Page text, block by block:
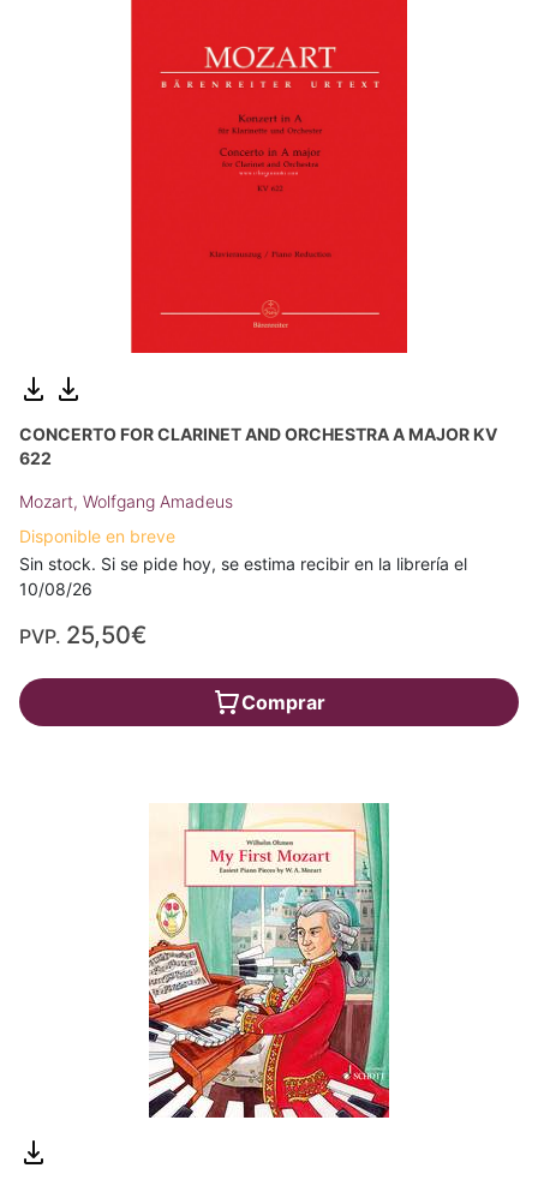
CONCERTO FOR CLARINET AND ORCHESTRA A MAJOR KV
622
Mozart, Wolfgang Amadeus
Disponible en breve
Sin stock. Si se pide hoy, se estima recibir en la librería el
10/08/26
PVP. 25,50€
Comprar